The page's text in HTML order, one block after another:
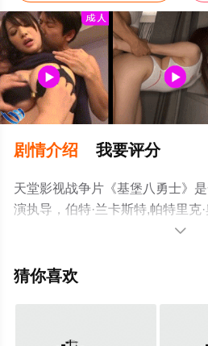
剧情介绍 我要评分
天堂影视战争片《基堡八勇士》
演执导，伯特·兰卡斯特,帕特里克
特,彼得·法尔克等演员精彩演绎的
移步至豆瓣电影、电视猫或剧情网

猜你喜欢